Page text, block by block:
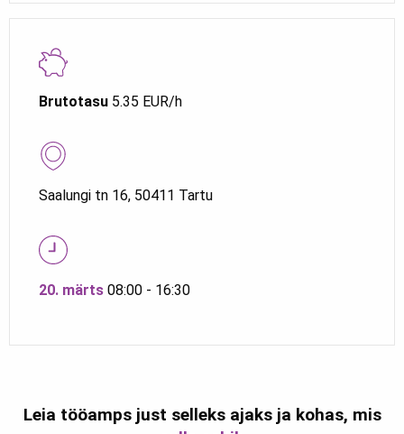
Brutotasu 5.35 EUR/h
Saalungi tn 16, 50411 Tartu
20. märts 08:00 - 16:30
Leia tööamps just selleks ajaks ja kohas, mis